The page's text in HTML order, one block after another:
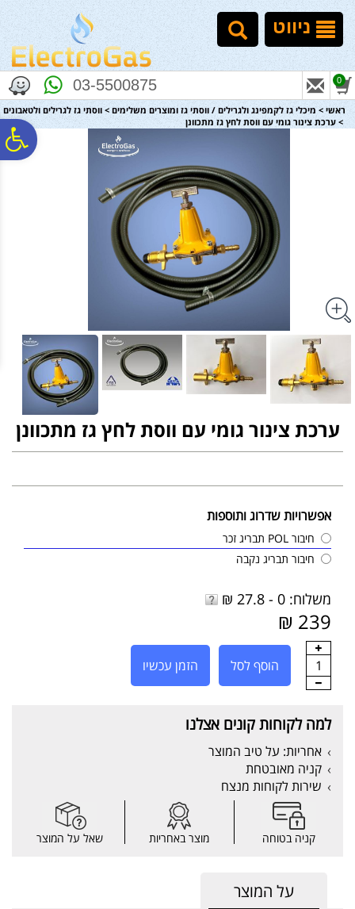
נגישות
אתר
המרכזי
ניווט
03-5500875 0
ראשי > מיכלי גז לקמפינג ולגרילים / ווסתי גז ומוצרים משלימים > ווסתי גז לגרילים ולטאבונים
> ערכת צינור גומי עם ווסת לחץ גז מתכוונן
ערכת צינור גומי עם ווסת לחץ גז מתכוונן
אפשרויות שדרוג ותוספות
חיבור POL תבריג זכר
חיבור תבריג נקבה
משלוח: 0 - 27.8 ₪
239 ₪
1 הוסף לסל הזמן עכשיו
למה לקוחות קונים אצלנו
אחריות: על טיב המוצר
קניה מאובטחת
שירות לקוחות מנצח
קניה בטוחה מוצר באחריות שאל על המוצר
על המוצר